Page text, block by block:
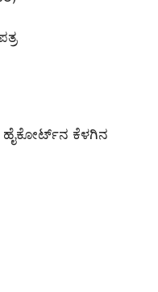
ಹೈಕೋರ್ಟ್‌ನ ಕೆಳಗಿನ